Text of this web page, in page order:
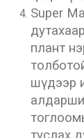
Super
плант
шүдээр